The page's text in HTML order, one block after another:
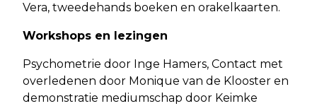
Vera, tweedehands boeken en orakelkaarten.
Workshops en lezingen
Psychometrie door Inge Hamers, Contact met
overledenen door Monique van de Klooster en
demonstratie mediumschap door Keimke